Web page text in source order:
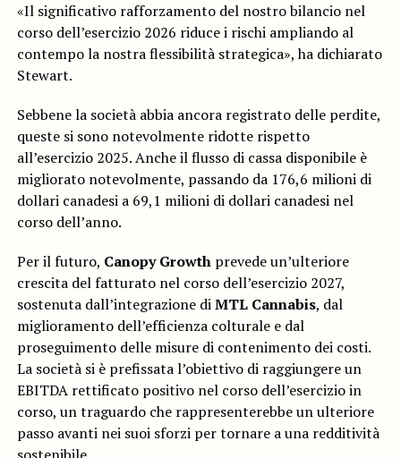
«Il significativo rafforzamento del nostro bilancio nel
corso dell’esercizio 2026 riduce i rischi ampliando al
contempo la nostra flessibilità strategica», ha dichiarato
Stewart.
Sebbene la società abbia ancora registrato delle perdite,
queste si sono notevolmente ridotte rispetto
all’esercizio 2025. Anche il flusso di cassa disponibile è
migliorato notevolmente, passando da 176,6 milioni di
dollari canadesi a 69,1 milioni di dollari canadesi nel
corso dell’anno.
Per il futuro, Canopy Growthprevede un’ulteriore
crescita del fatturato nel corso dell’esercizio 2027,
sostenuta dall’integrazione diMTL Cannabis, dal
miglioramento dell’efficienza colturale e dal
proseguimento delle misure di contenimento dei costi.
La società si è prefissata l’obiettivo di raggiungere un
EBITDA rettificato positivo nel corso dell’esercizio in
corso, un traguardo che rappresenterebbe un ulteriore
passo avanti nei suoi sforzi per tornare a una redditività